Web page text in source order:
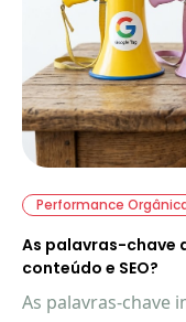
Performance
As palavras-chave
conteúdo e SEO?
As palavras-chave